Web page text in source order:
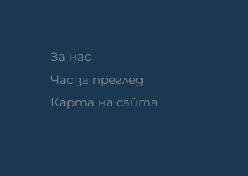
За нас
Час за преглед
Карта на сайта